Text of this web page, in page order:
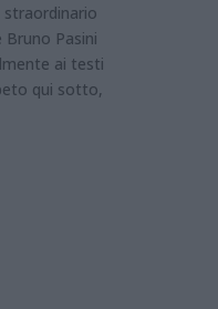
Pasini
ai testi
qui sotto,